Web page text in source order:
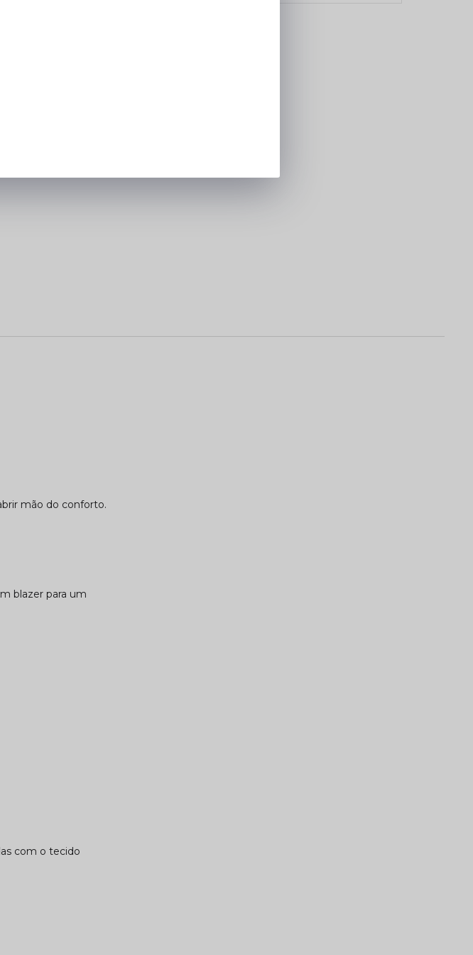
mão do conforto.
blazer para um
com o tecido